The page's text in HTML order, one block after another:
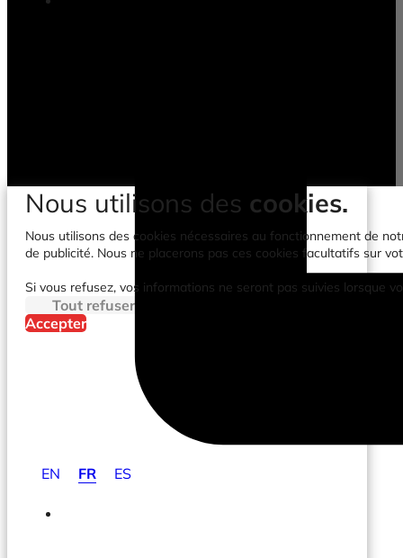
EN FR ES
Nous utilisons des cookies.
Nous utilisons des cookies nécessaires au fonctionnement de
de publicité. Nous ne placerons pas ces cookies facultatifs sur
Si vous refusez, vos informations ne seront pas suivies lorsque
Tout refuser
Accepter